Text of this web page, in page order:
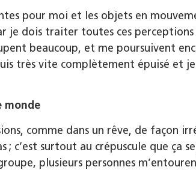
pour moi et les objets en
je dois traiter toutes ces
beaucoup, et me poursuivent
très vite complètement épuisé et
monde
comme dans un rêve, de façon
c’est surtout au crépuscule que ça
plusieurs personnes